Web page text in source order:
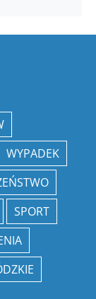
WYPADEK
SPORT